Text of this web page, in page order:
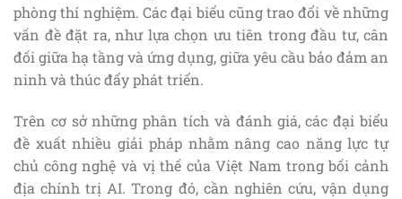
phòng thí nghiệm. Các đại biểu cũng trao đổi về những
vấn đề đặt ra, như lựa chọn ưu tiên trong đầu tư, cân
đối giữa hạ tầng và ứng dụng, giữa yêu cầu bảo đảm an
ninh và thúc đẩy phát triển.
Trên cơ sở những phân tích và đánh giá, các đại biểu
đề xuất nhiều giải pháp nhằm nâng cao năng lực tự
chủ công nghệ và vị thế của Việt Nam trong bối cảnh
địa chính trị AI. Trong đó, cần nghiên cứu, vận dụng